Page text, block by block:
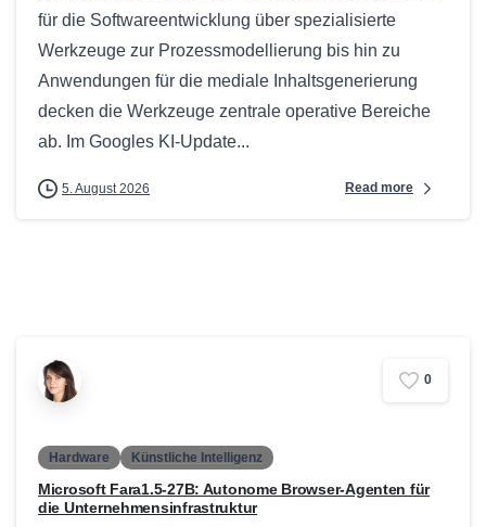
für die Softwareentwicklung über spezialisierte
Werkzeuge zur Prozessmodellierung bis hin zu
Anwendungen für die mediale Inhaltsgenerierung
decken die Werkzeuge zentrale operative Bereiche
ab. Im Googles KI-Update...
5. August 2026 Read more
0
Hardware Künstliche Intelligenz
Microsoft Fara1.5-27B: Autonome Browser-Agenten für
die Unternehmensinfrastruktur